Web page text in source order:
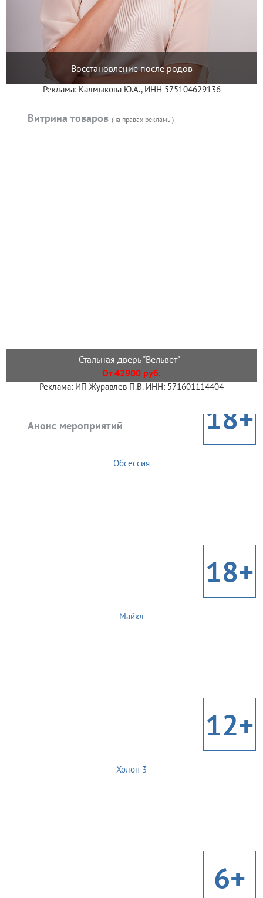
Восстановление после родов
Реклама: Калмыкова Ю.А., ИНН 575104629136
Витрина товаров (на правах рекламы)
Стальная дверь "Вельвет"
От 42900 руб.
Реклама: ИП Журавлев П.В. ИНН: 571601114404
Анонс мероприятий 18+
Обсессия
18+
Майкл
12+
Холоп 3
6+